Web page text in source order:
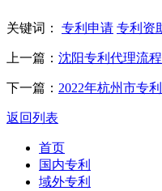
关键词： 专利申请 专利资
上一篇： 沈阳专利代理流
下一篇： 2022年杭州市专
返回列表
首页
国内专利
域外专利